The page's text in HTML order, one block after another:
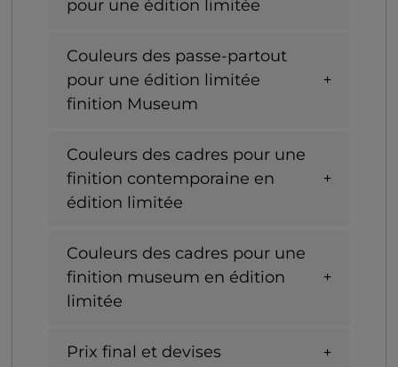
pour une édition limitée
Couleurs des passe-partout
pour une édition limitée
finition Museum
Couleurs des cadres pour une
finition contemporaine en
édition limitée
Couleurs des cadres pour une
finition museum en édition
limitée
Prix final et devises